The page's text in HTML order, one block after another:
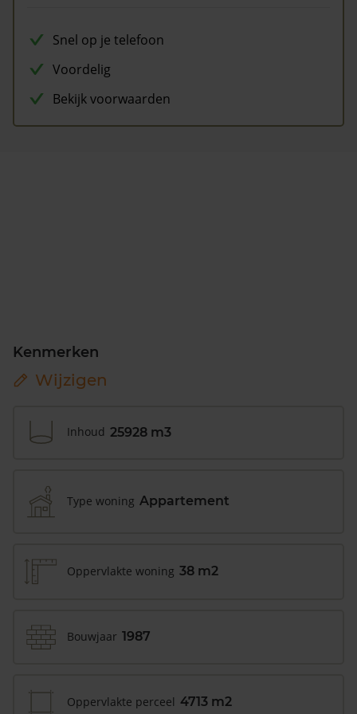
Snel op je telefoon
Voordelig
Bekijk voorwaarden
Kenmerken
Wijzigen
Inhoud 25928 m3
Type woning Appartement
Oppervlakte woning 38 m2
Bouwjaar 1987
Oppervlakte perceel 4713 m2